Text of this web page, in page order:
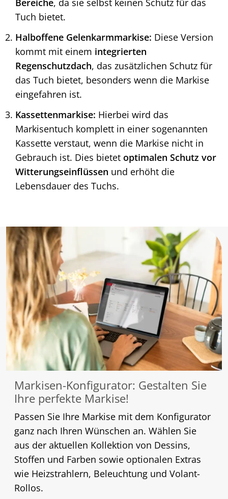
Bereiche, da sie selbst keinen Schutz für das
Tuch bietet.
Halboffene Gelenkarmmarkise: Diese Version
kommt mit einem integrierten
Regenschutzdach, das zusätzlichen Schutz für
das Tuch bietet, besonders wenn die Markise
eingefahren ist.
Kassettenmarkise: Hierbei wird das
Markisentuch komplett in einer sogenannten
Kassette verstaut, wenn die Markise nicht in
Gebrauch ist. Dies bietet optimalen Schutz vor
Witterungseinflüssen und erhöht die
Lebensdauer des Tuchs.
Markisen-Konfigurator: Gestalten Sie
Ihre perfekte Markise!
Passen Sie Ihre Markise mit dem Konfigurator
ganz nach Ihren Wünschen an. Wählen Sie
aus der aktuellen Kollektion von Dessins,
Stoffen und Farben sowie optionalen Extras
wie Heizstrahlern, Beleuchtung und Volant-
Rollos.